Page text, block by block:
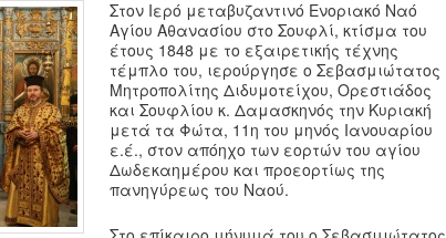
Στον Ιερό μεταβυζαντινό Ενοριακό Ναό
Αγίου Αθανασίου στο Σουφλί, κτίσμα του
έτους 1848 με το εξαιρετικής τέχνης
τέμπλο του, ιερούργησε ο Σεβασμιώτατος
Μητροπολίτης Διδυμοτείχου, Ορεστιάδος
και Σουφλίου κ. Δαμασκηνός την Κυριακή
μετά τα Φώτα, 11η του μηνός Ιανουαρίου
ε.έ., στον απόηχο των εορτών του αγίου
Δωδεκαημέρου και προεορτίως της
πανηγύρεως του Ναού.